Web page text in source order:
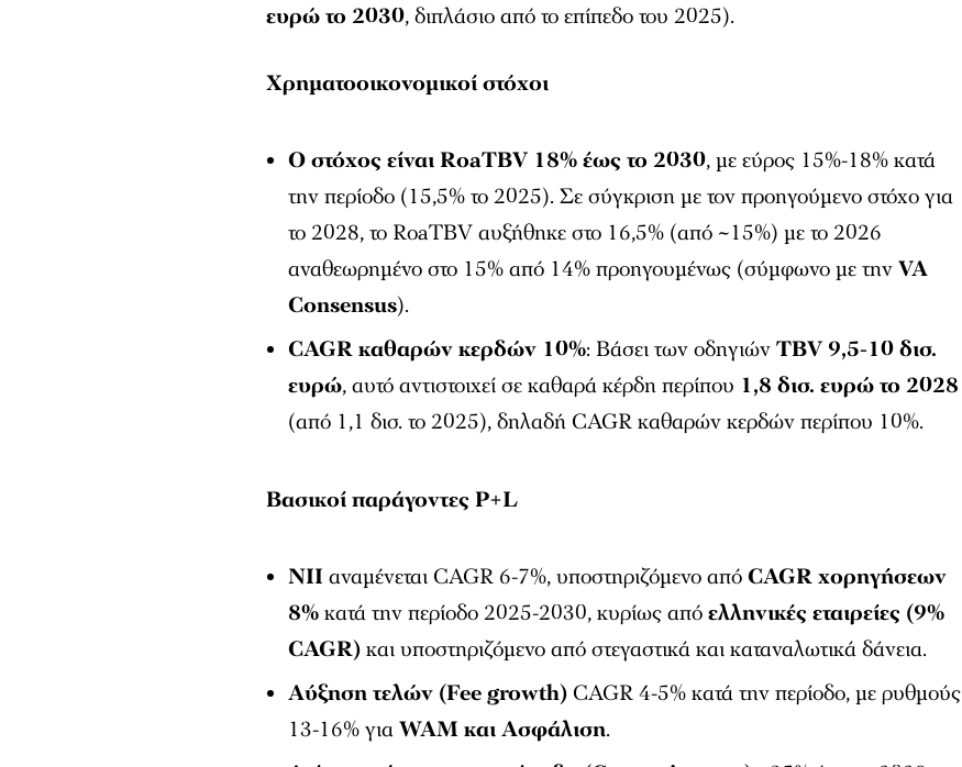
ευρώ το 2030, διπλάσιο από το επίπεδο του 2025).
Χρηματοοικονομικοί στόχοι
Ο στόχος είναι RoaTBV 18% έως το 2030, με εύρος 15%-18% κατά
την περίοδο (15,5% το 2025). Σε σύγκριση με τον προηγούμενο στόχο για
το 2028, το RoaTBV αυξήθηκε στο 16,5% (από ~15%) με το 2026
αναθεωρημένο στο 15% από 14% προηγουμένως (σύμφωνο με τηνVA
Consensus).
CAGR καθαρών κερδών 10%: Βάσει των οδηγιώνTBV 9,5-10 δισ.
ευρώ, αυτό αντιστοιχεί σε καθαρά κέρδη περίπου 1,8 δισ. ευρώ το 2028
(από 1,1 δισ. το 2025), δηλαδή CAGR καθαρών κερδών περίπου 10%.
Βασικοί παράγοντες P+L
NII αναμένεται CAGR 6-7%, υποστηριζόμενο απόCAGR χορηγήσεων
8%κατά την περίοδο 2025-2030, κυρίως απόελληνικές εταιρείες (9%
CAGR)και υποστηριζόμενο από στεγαστικά και καταναλωτικά δάνεια.
Αύξηση τελών (Fee growth) CAGR 4-5% κατά την περίοδο, με ρυθμούς
13-16% γιαWAM και Ασφάλιση.